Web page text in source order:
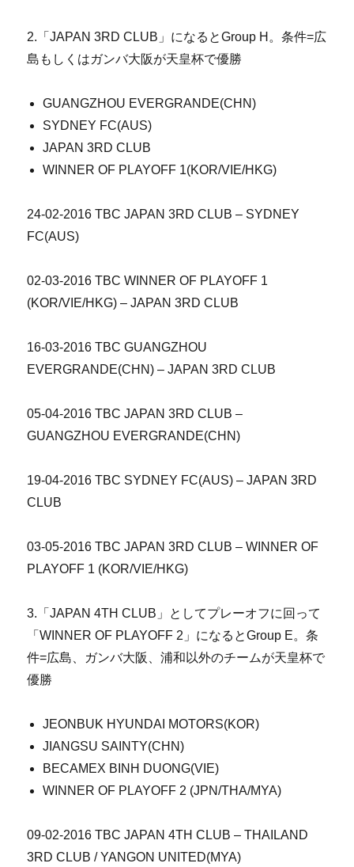
2.「JAPAN 3RD CLUB」になるとGroup H。条件=広
島もしくはガンバ大阪が天皇杯で優勝
GUANGZHOU EVERGRANDE(CHN)
SYDNEY FC(AUS)
JAPAN 3RD CLUB
WINNER OF PLAYOFF 1(KOR/VIE/HKG)
24-02-2016 TBC JAPAN 3RD CLUB – SYDNEY
FC(AUS)
02-03-2016 TBC WINNER OF PLAYOFF 1
(KOR/VIE/HKG) – JAPAN 3RD CLUB
16-03-2016 TBC GUANGZHOU
EVERGRANDE(CHN) – JAPAN 3RD CLUB
05-04-2016 TBC JAPAN 3RD CLUB –
GUANGZHOU EVERGRANDE(CHN)
19-04-2016 TBC SYDNEY FC(AUS) – JAPAN 3RD
CLUB
03-05-2016 TBC JAPAN 3RD CLUB – WINNER OF
PLAYOFF 1 (KOR/VIE/HKG)
3.「JAPAN 4TH CLUB」としてプレーオフに回って
「WINNER OF PLAYOFF 2」になるとGroup E。条
件=広島、ガンバ大阪、浦和以外のチームが天皇杯で
優勝
JEONBUK HYUNDAI MOTORS(KOR)
JIANGSU SAINTY(CHN)
BECAMEX BINH DUONG(VIE)
WINNER OF PLAYOFF 2 (JPN/THA/MYA)
09-02-2016 TBC JAPAN 4TH CLUB – THAILAND
3RD CLUB / YANGON UNITED(MYA)